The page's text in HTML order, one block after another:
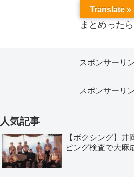
まとめった
スポンサーリ
スポンサーリ
人気記事
【ボクシング】井
ピング検査で大麻
Translate »